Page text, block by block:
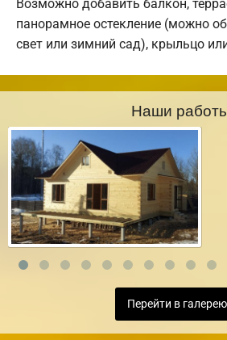
Возможно добавить балкон,
панорамное остекление (можно
свет или зимний сад), крыльцо
Наши
Перейти в галерею